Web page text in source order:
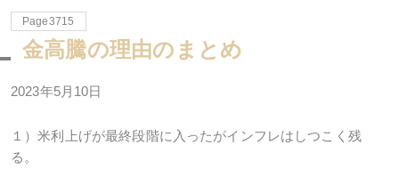
Page3715
金高騰の理由のまとめ
2023年5月10日
１）米利上げが最終段階に入ったがインフレはしつこく残
る。